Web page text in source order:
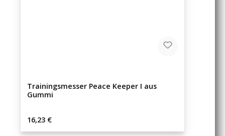
Trainingsmesser Peace Keeper I aus
Gummi
Regulärer Preis:
16,23 €